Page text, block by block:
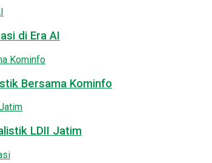
di Era AI
Bersama Kominfo
LDII Jatim